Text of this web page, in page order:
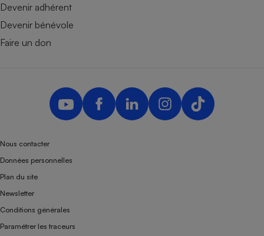
Devenir adhérent
Devenir bénévole
Faire un don
Nous contacter
Données personnelles
Plan du site
Newsletter
Conditions générales
Paramétrer les traceurs